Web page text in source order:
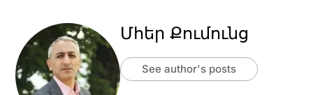
Մհեր Քումունց
See author's posts